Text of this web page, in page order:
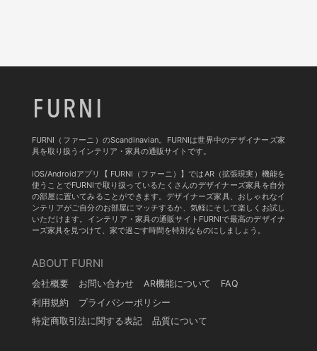
FURNI（ファーニ）のScandinavian。FURNIは世界中のデザイナーズ家
具を取り扱うインテリア・家具の通販サイトです。
iOS/Androidアプリ【 FURNI（ファーニ）】ではAR（拡張現実）機能を
使うことでFURNIで取り扱っているたくさんのデザイナーズ家具を自分
の部屋に置いてみることができます。デザイナーズ家具、おしゃれなイ
ンテリアがご自分のお部屋にマッチするか、気軽にそして楽しくお試し
いただけます。インテリア・家具の通販サイトFURNIで最高のデザイナ
ーズ家具を見つけて、家で過ごす時間を特別なものにしましょう。
ABOUT FURNI
会社概要 お問い合わせ AR機能について
FAQ
利用規約
プライバシーポリシー
特定商取引法に関する表記
品質について